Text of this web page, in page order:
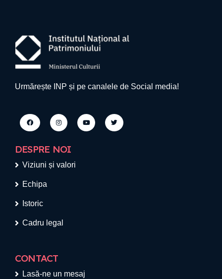
Urmărește INP și pe canalele de Social media!
DESPRE NOI
Viziuni și valori
Echipa
Istoric
Cadru legal
CONTACT
Lasă-ne un mesaj